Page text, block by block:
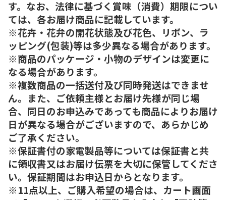
す。なお、法律に基づく賞味（消費）期限につい
ては、各お届け商品に記載しています。
※花卉・花弁の開花状態及び花色、リボン、ラ
ッピング(包装)等は多少異なる場合があります。
※商品のパッケージ・小物のデザインは変更に
なる場合があります。
※複数商品の一括送付及び同時発送はできませ
ん。また、ご依頼主様とお届け先様が同じ場
合、同日のお申込みであっても商品によりお届け
日が異なる場合がございますので、あらかじめ
ご了承ください。
※保証書付の家電製品等については保証書と共
に領収書又はお届け伝票を大切に保管してくださ
い。保証期間はお申込日からとなります。
※11点以上、ご購入希望の場合は、カート画面